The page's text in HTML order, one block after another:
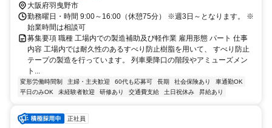
大阪府羽曳野市
勤務曜日・時間 9:00～16:00（休憩75分） ※週3日～となります。 ※
始業時間は相談可
募集要項 職種 工場内での製造補助及び軽作業 雇用形態 パート 仕事
内容 工場内では耐久性のあるすべり防止樹脂を用いて、 すべり防止
テープの製造を行っています。 列車乗降口の階段やアミューズメン
ト...
変形労働時間制 主婦・主夫歓迎 60代も応募可 長期 社会保険あり
車通勤OK
平日のみOK
未経験者歓迎 研修あり 交通費支給 土日祝休み 昇給あり
正社員